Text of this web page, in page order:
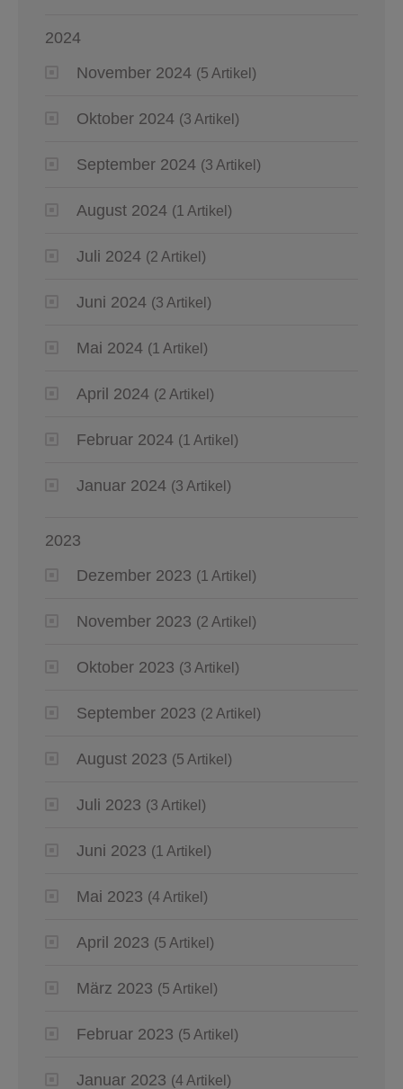
2024
November 2024 (5 Artikel)
Oktober 2024 (3 Artikel)
September 2024 (3 Artikel)
August 2024 (1 Artikel)
Juli 2024 (2 Artikel)
Juni 2024 (3 Artikel)
Mai 2024 (1 Artikel)
April 2024 (2 Artikel)
Februar 2024 (1 Artikel)
Januar 2024 (3 Artikel)
2023
Dezember 2023 (1 Artikel)
November 2023 (2 Artikel)
Oktober 2023 (3 Artikel)
September 2023 (2 Artikel)
August 2023 (5 Artikel)
Juli 2023 (3 Artikel)
Juni 2023 (1 Artikel)
Mai 2023 (4 Artikel)
April 2023 (5 Artikel)
März 2023 (5 Artikel)
Februar 2023 (5 Artikel)
Januar 2023 (4 Artikel)